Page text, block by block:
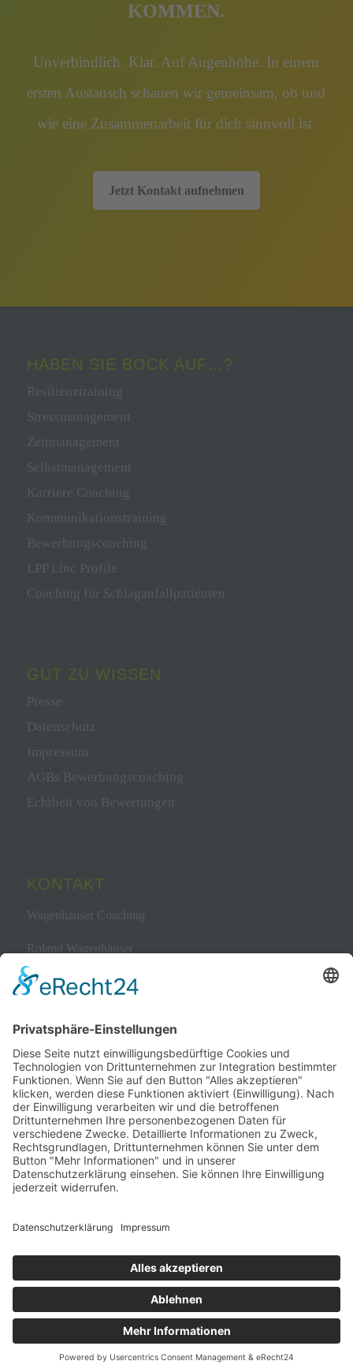
KOMMEN.
Unverbindlich. Klar. Auf Augenhöhe. In einem
ersten Austausch schauen wir gemeinsam, ob und
wie eine Zusammenarbeit für dich sinnvoll ist.
Jetzt Kontakt aufnehmen
HABEN SIE BOCK AUF…?
Resilienztraining
Stressmanagement
Zeitmanagement
Selbstmanagement
Karriere Coaching
Kommunikationstraining
Bewerbungscoaching
LPP Linc Profile
Coaching für Schlaganfallpatienten
GUT ZU WISSEN
Presse
Datenschutz
Impressum
AGBs Bewerbungscoaching
Echtheit von Bewertungen
KONTAKT
Wagenhäuser Coaching
Roland Wagenhäuser
Bewerbungscoach & Kommunikationstrainer
Eichendorffstr. 7 | 45525 Hattingen
mail@wagenhaeuser-coaching.de
BEKANNT AUS
WZ
WAZ
© 2026 | Wagenhäuser Coaching | Roland Wagenhäuser | Resilienztrainer |